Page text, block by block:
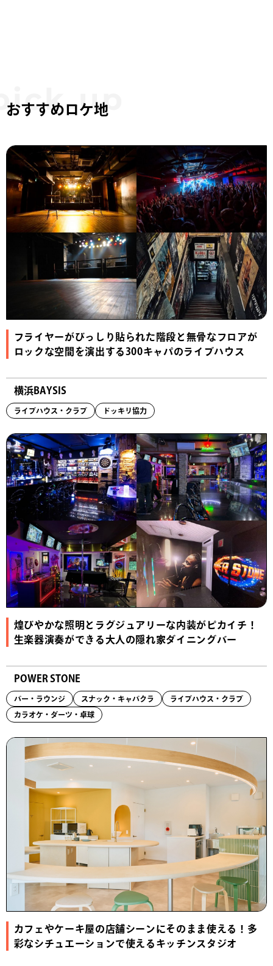
おすすめロケ地
フライヤーがびっしり貼られた階段と無骨なフロアが
ロックな空間を演出する300キャパのライブハウス
横浜BAYSIS
ライブハウス・クラブ ドッキリ協力
煌びやかな照明とラグジュアリーな内装がピカイチ！
生楽器演奏ができる大人の隠れ家ダイニングバー
POWER STONE
バー・ラウンジ スナック・キャバクラ ライブハウス・クラブ
カラオケ・ダーツ・卓球
カフェやケーキ屋の店舗シーンにそのまま使える！多
彩なシチュエーションで使えるキッチンスタジオ